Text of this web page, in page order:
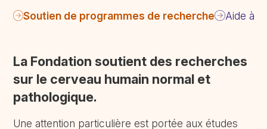
Soutien de programmes de recherche Aide à
La Fondation soutient des recherches
sur le cerveau humain normal et
pathologique.
Une attention particulière est portée aux études